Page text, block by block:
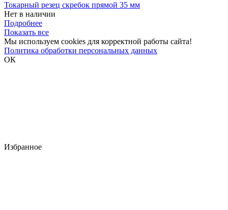
Токарный резец скребок прямой 35 мм
Нет в наличии
Подробнее
Показать все
Мы используем cookies для корректной работы сайта!
Политика обработки персональных данных
ОК
Избранное